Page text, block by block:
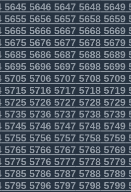
56455646564756485649
56555656565756585659
56655666566756685669
56755676567756785679
56855686568756885689
56955696569756985699
57055706570757085709
57155716571757185719
57255726572757285729
57355736573757385739
57455746574757485749
57555756575757585759
57655766576757685769
57755776577757785779
57855786578757885789
57955796579757985799